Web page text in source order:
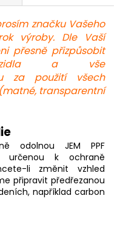
značku Vašeho
výroby. Dle Vaší
přesně přizpůsobit
a vše
za použití všech
transparentní
odolnou JEM PPF
určenou k ochraně
li změnit vzhled
připravit předřezanou
například carbon